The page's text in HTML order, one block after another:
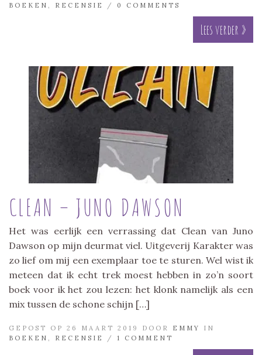
BOEKEN
RECENSIE / 0 COMMENTS
Lees verder »
CLEAN – JUNO DAWSON
Het was eerlijk een verrassing dat Clean van Juno
Dawson op mijn deurmat viel. Uitgeverij Karakter was
zo lief om mij een exemplaar toe te sturen. Wel wist ik
meteen dat ik echt trek moest hebben in zo’n soort
boek voor ik het zou lezen: het klonk namelijk als een
mix tussen de schone schijn […]
GEPOST OP 26 MAART 2019 DOOR EMMY
IN
BOEKEN
RECENSIE / 1 COMMENT